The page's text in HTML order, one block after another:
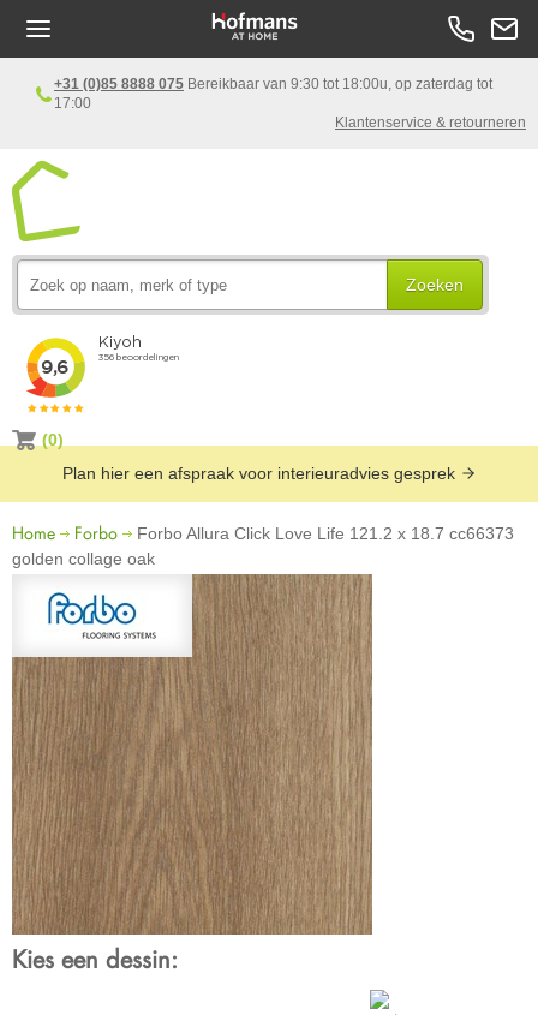
+31 (0)85 8888 075 Bereikbaar van 9:30 tot 18:00u, op zaterdag tot
17:00
Klantenservice & retourneren
Zoeken
(0)
Plan hier een afspraak voor interieuradvies gesprek
Home Forbo
Forbo Allura Click Love Life 121.2 x 18.7 cc66373
golden collage oak
Kies een dessin: